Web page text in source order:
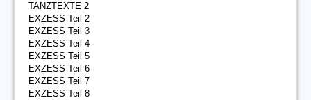
TANZTEXTE 2
EXZESS Teil 2
EXZESS Teil 3
EXZESS Teil 4
EXZESS Teil 5
EXZESS Teil 6
EXZESS Teil 7
EXZESS Teil 8